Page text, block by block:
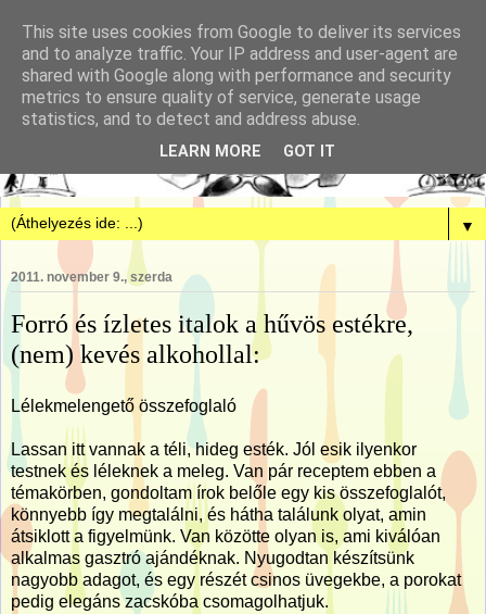
▼
2011. november 9., szerda
Forró és ízletes italok a hűvös estékre,
(nem) kevés alkohollal:
Lélekmelengető összefoglaló
Lassan itt vannak a téli, hideg esték. Jól esik ilyenkor
testnek és léleknek a meleg. Van pár receptem ebben a
témakörben, gondoltam írok belőle egy kis összefoglalót,
könnyebb így megtalálni, és hátha találunk olyat, amin
átsiklott a figyelmünk. Van közötte olyan is, ami kiválóan
alkalmas gasztró ajándéknak. Nyugodtan készítsünk
nagyobb adagot, és egy részét csinos üvegekbe, a porokat
pedig elegáns zacskóba csomagolhatjuk.
This site uses cookies from Google to deliver its services
and to analyze traffic. Your IP address and user-agent are
shared with Google along with performance and security
metrics to ensure quality of service, generate usage
statistics, and to detect and address abuse.
LEARN MORE GOT IT